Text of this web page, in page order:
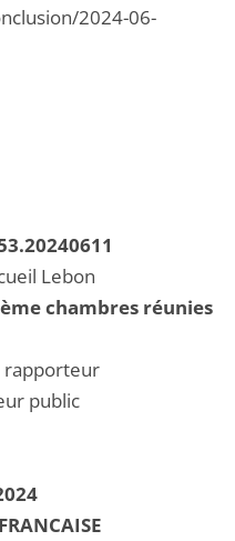
Lebon
chambres réunies
rapporteur
public
2024-06-